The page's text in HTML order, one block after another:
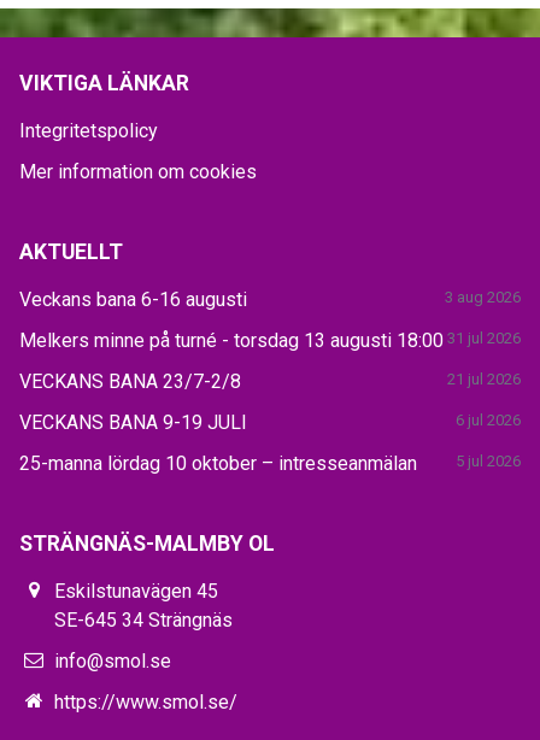
VIKTIGA LÄNKAR
Integritetspolicy
Mer information om cookies
AKTUELLT
Veckans bana 6-16 augusti 3 aug 2026
Melkers minne på turné - torsdag 13 augusti 18:00 31 jul 2026
VECKANS BANA 23/7-2/8 21 jul 2026
VECKANS BANA 9-19 JULI 6 jul 2026
25-manna lördag 10 oktober – intresseanmälan 5 jul 2026
STRÄNGNÄS-MALMBY OL
Eskilstunavägen 45
SE-645 34 Strängnäs
info@smol.se
https://www.smol.se/